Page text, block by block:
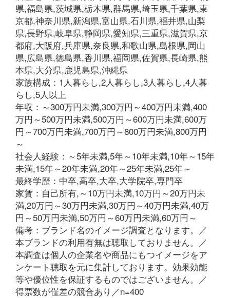
県,福島県,茨城県,栃木県,群馬県,埼玉県,千葉県,東
京都,神奈川県,新潟県,富山県,石川県,福井県,山梨
県,長野県,岐阜県,静岡県,愛知県,三重県,滋賀県,京
都府,大阪府,兵庫県,奈良県,和歌山県,島根県,岡山
県,広島県,徳島県,香川県,福岡県,佐賀県,長崎県,熊
本県,大分県,鹿児島県,沖縄県
家族構成：1人暮らし,2人暮らし,3人暮らし,4人暮
らし,5人以上
年収：～300万円未満,300万円～400万円未満,400
万円～500万円未満,500万円～600万円未満,600万
円～700万円未満,700万円～800万円未満,800万円
～
社会人経験：～5年未満,5年～10年未満,10年～15年
未満,15年～20年未満,20年～25年未満,25年～
最終学歴：中卒,高卒,大卒,大学院卒,専門卒
家賃：自己所有,～10万円未満,10万円～20万円未
満,20万円～30万円未満,30万円～40万円未満,40万
円～50万円未満,50万円～60万円未満,60万円～
備考：ブランド名のイメージ調査となります。／
本ブランドの利用有無は聴取しておりません。／
本調査は個人の企業名や商品にもつイメージをア
ンケート聴取を元に集計しております。効果効能
等や優位性を保証するものではございません。／
得票数が僅差の競合あり／n=400